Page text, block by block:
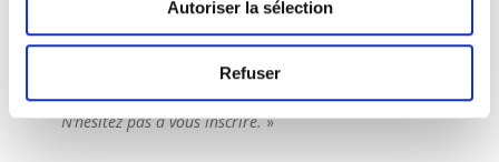
Autoriser la sélection
Refuser
mission intérimaire nécessaires depuis le 4 août
2024. Seront exposées également les nouvelles règles
concernant la clause d’essai dans un CDD, la clause
d’exclusivité et les frais de formation.
N’hésitez pas à vous inscrire. »